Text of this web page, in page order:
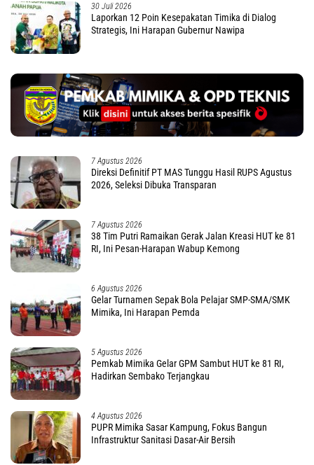
30 Juli 2026
Laporkan 12 Poin Kesepakatan Timika di Dialog
Strategis, Ini Harapan Gubernur Nawipa
7 Agustus 2026
Direksi Definitif PT MAS Tunggu Hasil RUPS Agustus
2026, Seleksi Dibuka Transparan
7 Agustus 2026
38 Tim Putri Ramaikan Gerak Jalan Kreasi HUT ke 81
RI, Ini Pesan-Harapan Wabup Kemong
6 Agustus 2026
Gelar Turnamen Sepak Bola Pelajar SMP-SMA/SMK
Mimika, Ini Harapan Pemda
5 Agustus 2026
Pemkab Mimika Gelar GPM Sambut HUT ke 81 RI,
Hadirkan Sembako Terjangkau
4 Agustus 2026
PUPR Mimika Sasar Kampung, Fokus Bangun
Infrastruktur Sanitasi Dasar-Air Bersih